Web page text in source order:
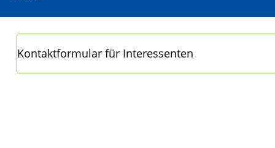
Kontaktformular für Interessenten